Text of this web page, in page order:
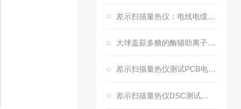
差示扫描量热仪：电线电缆品质与创新的“热守护神”
大球盖菇多糖的酶辅助离子液体提取、 结构表征及生物活性
差示扫描量热仪测试PCB电路板玻璃化转变温度Tg和固化因子
差示扫描量热仪DSC测试工程塑料PP熔点和焓值